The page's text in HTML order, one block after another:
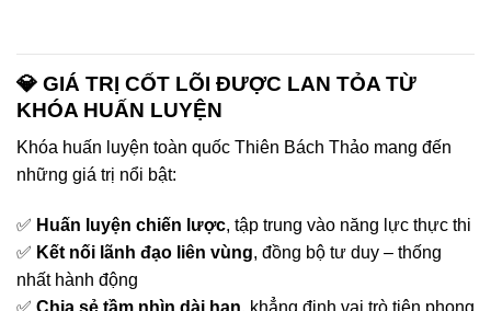
💎 GIÁ TRỊ CỐT LÕI ĐƯỢC LAN TỎA TỪ
KHÓA HUẤN LUYỆN
Khóa huấn luyện toàn quốc Thiên Bách Thảo mang đến
những giá trị nổi bật:
✅ Huấn luyện chiến lược, tập trung vào năng lực thực thi
✅ Kết nối lãnh đạo liên vùng, đồng bộ tư duy – thống
nhất hành động